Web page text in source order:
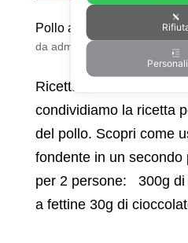
Pollo al cioccolato
da admin |
Ricetta: Pollo al
condividiamo la ricetta
del pollo. Scopri come
fondente in un
per 2 persone: 300g di
a fettine 30g di